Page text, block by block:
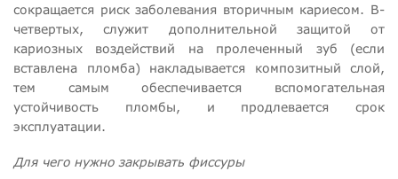
сокращается риск заболевания вторичным кариесом. В-
четвертых, служит дополнительной защитой от
кариозных воздействий на пролеченный зуб (если
вставлена пломба) накладывается композитный слой,
тем самым обеспечивается вспомогательная
устойчивость пломбы, и продлевается срок
эксплуатации.
Для чего нужно закрывать фиссуры